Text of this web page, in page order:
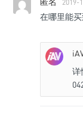
2019-
在哪里能买
详